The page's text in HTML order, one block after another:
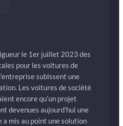
le 1er juillet 2023 des
pour les voitures de
subissent une
Les voitures de société
encore qu’un projet
devenues aujourd’hui une
a mis au point une solution